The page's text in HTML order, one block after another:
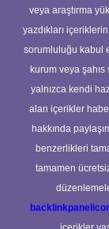
veya araştırma
yazdıkları
sorumluluğu kabul
kurum veya
yalnızca kendi
alan içerikler
hakkında
benzerlikleri
tamamen